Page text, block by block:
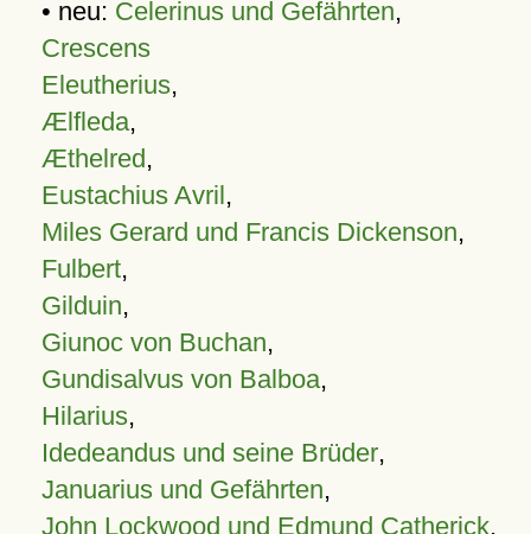
• neu: Celerinus und Gefährten,
Crescens
Eleutherius,
Ælfleda,
Æthelred,
Eustachius Avril,
Miles Gerard und Francis Dickenson,
Fulbert,
Gilduin,
Giunoc von Buchan,
Gundisalvus von Balboa,
Hilarius,
Idedeandus und seine Brüder,
Januarius und Gefährten,
John Lockwood und Edmund Catherick,